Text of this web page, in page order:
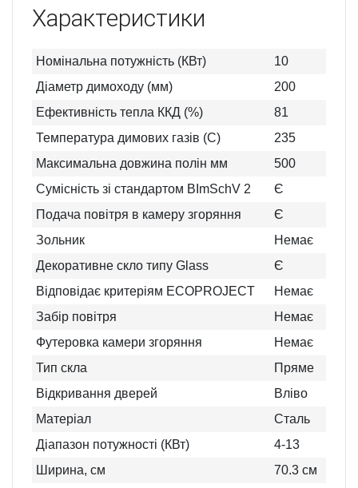
Характеристики
Номінальна потужність (КВт)
10
Діаметр димоходу (мм)
200
Ефективність тепла ККД (%)
81
Температура димових газів (C)
235
Максимальна довжина полін мм
500
Сумісність зі стандартом BImSchV 2
Є
Подача повітря в камеру згоряння
Є
Зольник
Немає
Декоративне скло типу Glass
Є
Відповідає критеріям ECOPROJECT
Немає
Забір повітря
Немає
Футеровка камери згоряння
Немає
Тип скла
Пряме
Відкривання дверей
Вліво
Матеріал
Сталь
Діапазон потужності (КВт)
4-13
Ширина, см
70.3 см